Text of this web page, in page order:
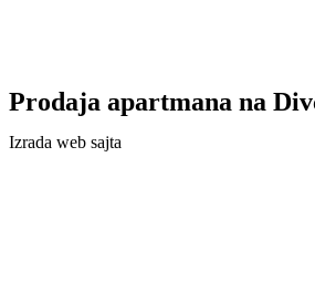
Prodaja apartmana na
Izrada web sajta